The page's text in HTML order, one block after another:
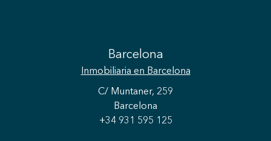
Barcelona
Inmobiliaria en Barcelona
C/ Muntaner, 259
Barcelona
+34 931 595 125